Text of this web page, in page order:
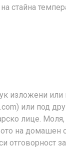
стайна
изложени
или под
лице.
на
отговорност